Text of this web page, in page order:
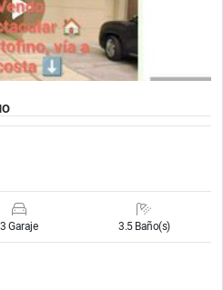
3 Garaje 3.5 Baño(s)